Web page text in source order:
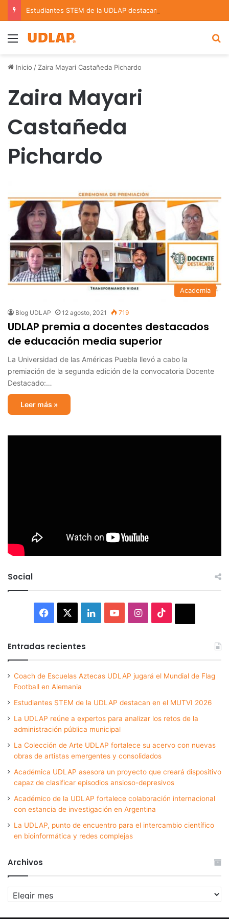
Menu
Inicio / Zaira Mayari Castañeda Pichardo
Zaira Mayari
Castañeda
Pichardo
Academia
Blog UDLAP 12 agosto, 2021 719
UDLAP premia a docentes destacados
de educación media superior
La Universidad de las Américas Puebla llevó a cabo la
premiación de la segunda edición de la convocatoria Docente
Destacado:…
Leer más »
Social
Facebook LinkedInYouTubeInstagram
Entradas recientes
Coach de Escuelas Aztecas UDLAP jugará el Mundial de Flag
Football en Alemania
Estudiantes STEM de la UDLAP destacan en el MUTVI 2026
La UDLAP reúne a expertos para analizar los retos de la
administración pública municipal
La Colección de Arte UDLAP fortalece su acervo con nuevas
obras de artistas emergentes y consolidados
Académica UDLAP asesora un proyecto que creará dispositivo
capaz de clasificar episodios ansioso-depresivos
Académico de la UDLAP fortalece colaboración internacional
con estancia de investigación en Argentina
La UDLAP, punto de encuentro para el intercambio científico
en bioinformática y redes complejas
Archivos
Archivos